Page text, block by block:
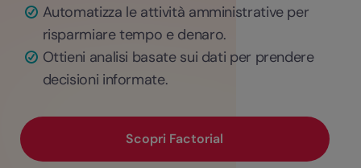
Automatizza le attività amministrative per
risparmiare tempo e denaro.
Ottieni analisi basate sui dati per prendere
decisioni informate.
Scopri Factorial